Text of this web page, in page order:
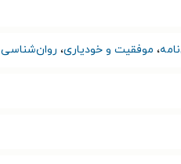
، موفقیت و خودیاری،